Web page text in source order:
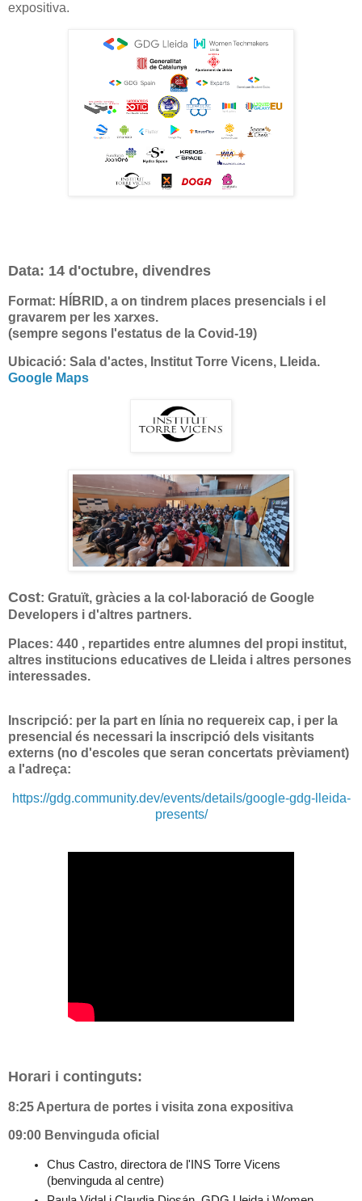
expositiva.
Data: 14 d'octubre, divendres
Format: HÍBRID, a on tindrem places presencials i el
gravarem per les xarxes.
(sempre segons l'estatus de la Covid-19)
Ubicació: Sala d'actes, Institut Torre Vicens, Lleida.
Google Maps
Cost: Gratuït, gràcies a la col·laboració de Google
Developers i d'altres partners.
Places: 440 , repartides entre alumnes del propi institut,
altres institucions educatives de Lleida i altres persones
interessades.
Inscripció: per la part en línia no requereix cap, i per la
presencial és necessari la inscripció dels visitants
externs (no d'escoles que seran concertats prèviament)
a l'adreça:
https://gdg.community.dev/events/details/google-gdg-lleida-
presents/
Horari i continguts:
8:25 Apertura de portes i visita zona expositiva
09:00 Benvinguda oficial
Chus Castro, directora de l'INS Torre Vicens
(benvinguda al centre)